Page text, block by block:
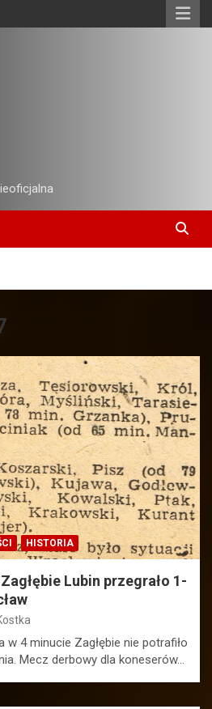
HISTORIA
Lubin przegrało 1-
4 minucie Zagłębie nie potrafiło
Mecz derbowy dla koneserów…